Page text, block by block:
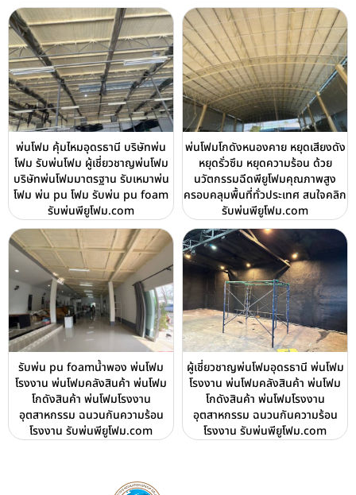
พ่นโฟม คุ้มไหมอุดรธานี บริษัทพ่น
โฟม รับพ่นโฟม ผู้เชี่ยวชาญพ่นโฟม
บริษัทพ่นโฟมมาตรฐาน รับเหมาพ่น
โฟม พ่น pu โฟม รับพ่น pu foam
รับพ่นพียูโฟม.com
พ่นโฟมโกดังหนองคาย หยุดเสียงดัง
หยุดรั่วซึม หยุดความร้อน ด้วย
นวัตกรรมฉีดพียูโฟมคุณภาพสูง
ครอบคลุมพื้นที่ทั่วประเทศ สนใจคลิก
รับพ่นพียูโฟม.com
รับพ่น pu foamน้ำพอง พ่นโฟม
โรงงาน พ่นโฟมคลังสินค้า พ่นโฟม
โกดังสินค้า พ่นโฟมโรงงาน
อุตสาหกรรม ฉนวนกันความร้อน
โรงงาน รับพ่นพียูโฟม.com
ผู้เชี่ยวชาญพ่นโฟมอุดรธานี พ่นโฟม
โรงงาน พ่นโฟมคลังสินค้า พ่นโฟม
โกดังสินค้า พ่นโฟมโรงงาน
อุตสาหกรรม ฉนวนกันความร้อน
โรงงาน รับพ่นพียูโฟม.com